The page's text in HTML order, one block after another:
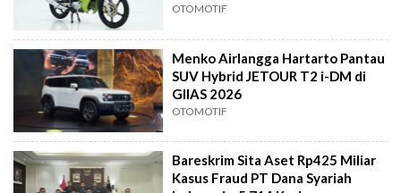
OTOMOTIF
Menko Airlangga Hartarto Pantau
SUV Hybrid JETOUR T2 i-DM di
GIIAS 2026
OTOMOTIF
Bareskrim Sita Aset Rp425 Miliar
Kasus Fraud PT Dana Syariah